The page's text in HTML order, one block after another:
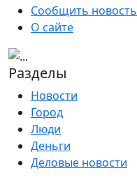
Сообщить новость
О сайте
Разделы
Новости
Город
Люди
Деньги
Деловые новости